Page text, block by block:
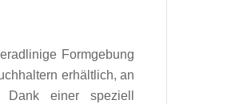
Formgebung
erhältlich, an
Dank einer speziell